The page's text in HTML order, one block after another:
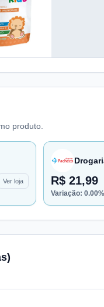
produto.
Ver loja R$ 21,99
Variação: 0.00%